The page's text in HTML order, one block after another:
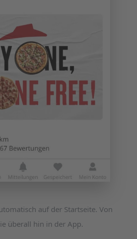
auf der Startseite. Von
überall hin in der App.